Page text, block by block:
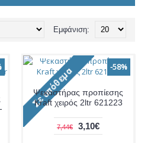
Εμφάνιση:
-58%
Ψεκαστήρας προπίεσης
Kraft χειρός 2ltr 621223
7,44€ 3,10€